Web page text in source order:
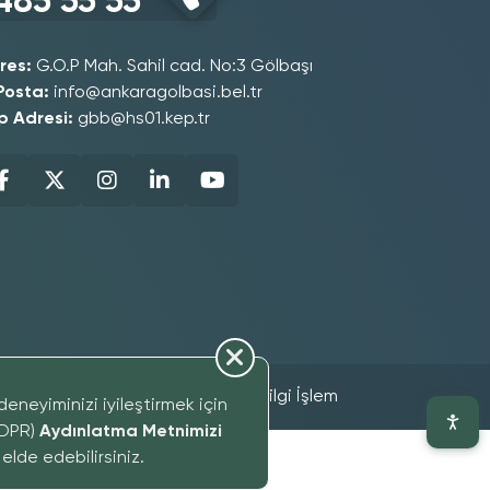
G.O.P Mah. Sahil cad. No:3 Gölbaşı
info@ankaragolbasi.bel.tr
Adresi: gbb@hs01.kep.tr
2025 - Gölbaşı Belediyesi Bilgi İşlem
Müdürlüğü
iyileştirmek için
Aydınlatma Metnimizi
edebilirsiniz.